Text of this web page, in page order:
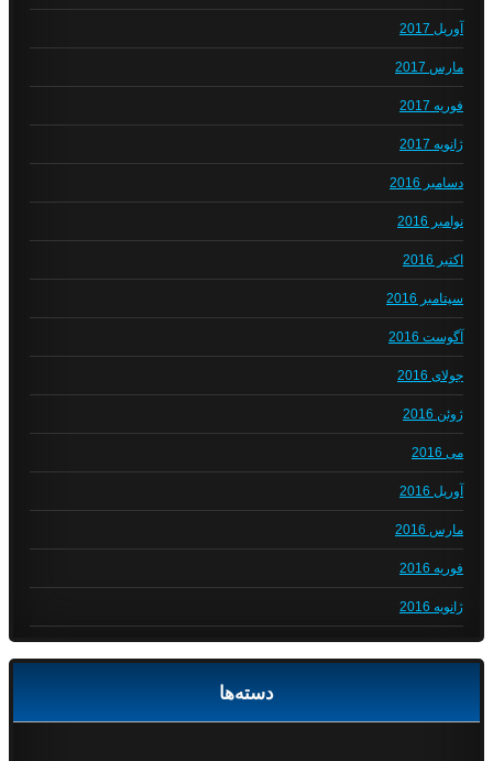
آوریل 2017
مارس 2017
فوریه 2017
ژانویه 2017
دسامبر 2016
نوامبر 2016
اکتبر 2016
سپتامبر 2016
آگوست 2016
جولای 2016
ژوئن 2016
می 2016
آوریل 2016
مارس 2016
فوریه 2016
ژانویه 2016
دسته‌ها